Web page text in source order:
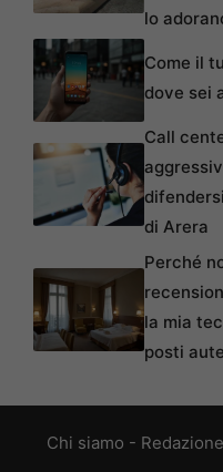
lo
Come il
dove sei
Call
di Arera
Perché
la mia
posti
Chi siamo - Redazione